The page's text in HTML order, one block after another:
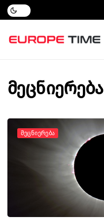
მეცნიერება
Მეცნიერება